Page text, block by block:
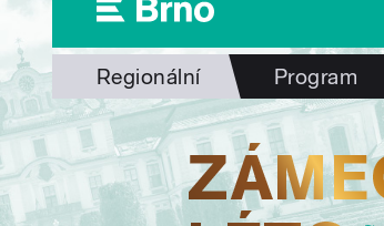
Regionální Program